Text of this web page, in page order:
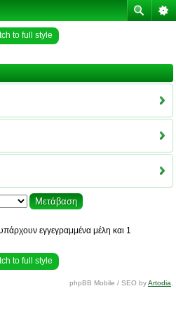
to full style
εγγεγραμμένα μέλη και 1
to full style
phpBB Mobile / SEO byArtodia